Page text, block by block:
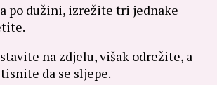
po dužini, izrežite tri jednake
na zdjelu, višak odrežite, a
da se sljepe.